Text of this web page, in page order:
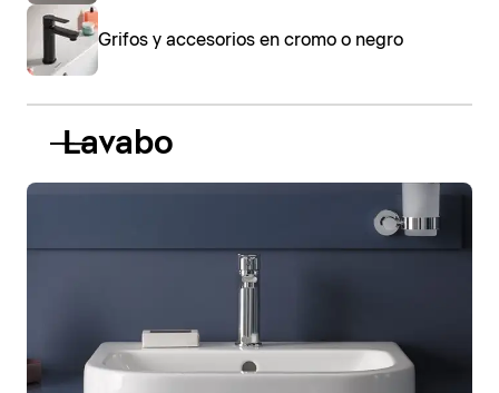
Grifos y accesorios en cromo o negro
Lavabo